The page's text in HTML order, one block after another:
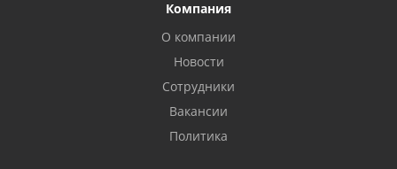
Компания
О компании
Новости
Сотрудники
Вакансии
Политика